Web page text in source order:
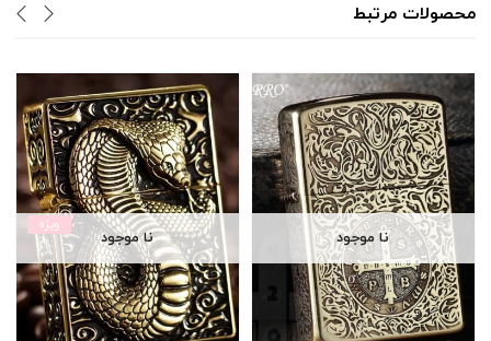
محصولات مرتبط
نا موجود
ویژه
نا موجود